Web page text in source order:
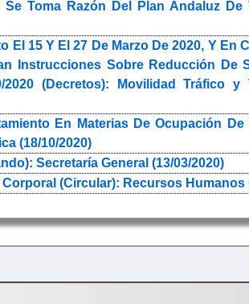
Toma Razón Del Plan Andaluz De
15 Y El 27 De Marzo De 2020, Y En
Instrucciones Sobre Reducción De
(Decretos): Movilidad Tráfico y
En Materias De Ocupación De
(18/10/2020)
Secretaría General (13/03/2020)
(Circular): Recursos Humanos